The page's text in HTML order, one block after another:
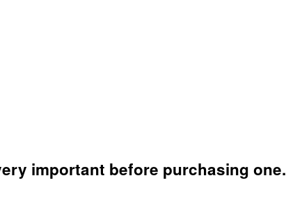
important before purchasing one.